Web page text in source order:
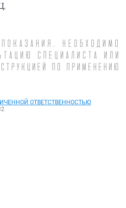
ОТВЕТСТВЕННОСТЬЮ